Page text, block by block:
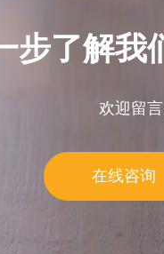
步了解我
欢迎留
在线咨询